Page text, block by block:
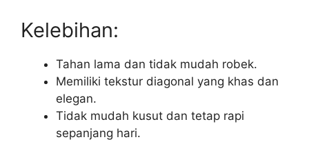
Kelebihan:
Tahan lama dan tidak mudah robek.
Memiliki tekstur diagonal yang khas dan
elegan.
Tidak mudah kusut dan tetap rapi
sepanjang hari.